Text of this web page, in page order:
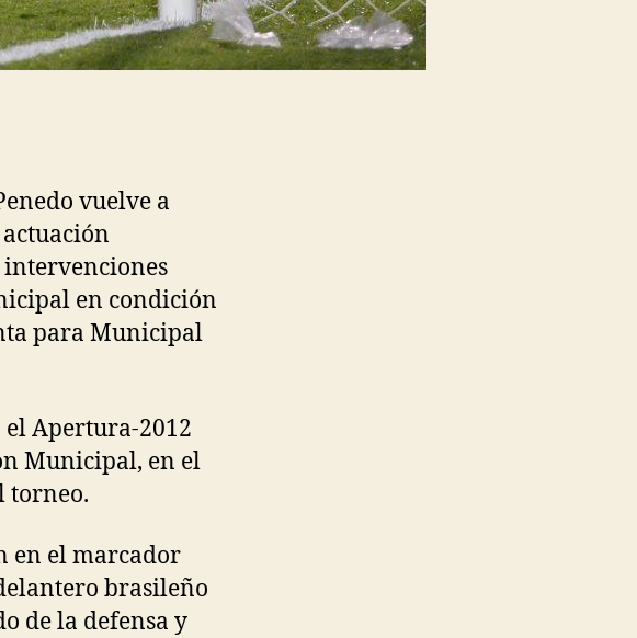
vuelve a
en condición
para Municipal
Apertura-2012
Municipal, en el
torneo.
en el marcador
brasileño
de la defensa y